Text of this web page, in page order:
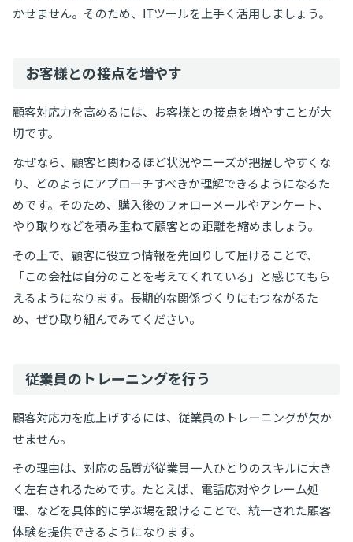
かせません。そのため、ITツールを上手く活用しましょう。
お客様との接点を増やす
顧客対応力を高めるには、お客様との接点を増やすことが大
切です。
なぜなら、顧客と関わるほど状況やニーズが把握しやすくな
り、どのようにアプローチすべきか理解できるようになるた
めです。そのため、購入後のフォローメールやアンケート、
やり取りなどを積み重ねて顧客との距離を縮めましょう。
その上で、顧客に役立つ情報を先回りして届けることで、
「この会社は自分のことを考えてくれている」と感じてもら
えるようになります。長期的な関係づくりにもつながるた
め、ぜひ取り組んでみてください。
従業員のトレーニングを行う
顧客対応力を底上げするには、従業員のトレーニングが欠か
せません。
その理由は、対応の品質が従業員一人ひとりのスキルに大き
く左右されるためです。たとえば、電話応対やクレーム処
理、などを具体的に学ぶ場を設けることで、統一された顧客
体験を提供できるようになります。